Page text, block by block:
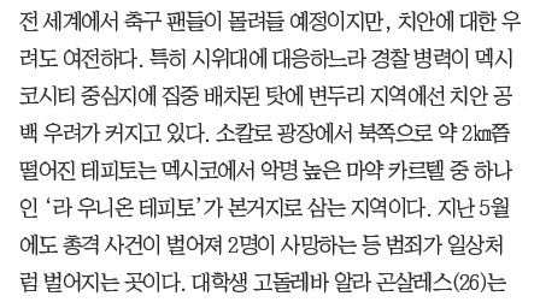
전 세계에서 축구 팬들이 몰려들 예정이지만, 치안에 대한 우
려도 여전하다. 특히 시위대에 대응하느라 경찰 병력이 멕시
코시티 중심지에 집중 배치된 탓에 변두리 지역에선 치안 공
백 우려가 커지고 있다. 소칼로 광장에서 북쪽으로 약 2㎞쯤
떨어진 테피토는 멕시코에서 악명 높은 마약 카르텔 중 하나
인 ‘라 우니온 테피토’가 본거지로 삼는 지역이다. 지난 5월
에도 총격 사건이 벌어져 2명이 사망하는 등 범죄가 일상처
럼 벌어지는 곳이다. 대학생 고돌레바 알라 곤살레스(26)는